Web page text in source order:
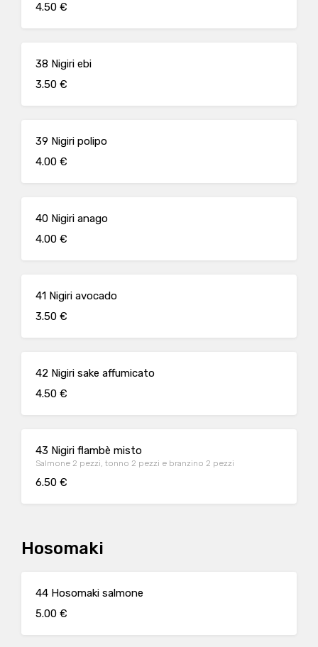
4.50 €
38 Nigiri ebi
3.50 €
39 Nigiri polipo
4.00 €
40 Nigiri anago
4.00 €
41 Nigiri avocado
3.50 €
42 Nigiri sake affumicato
4.50 €
43 Nigiri flambè misto
Salmone 2 pezzi, tonno 2 pezzi e branzino 2 pezzi
6.50 €
Hosomaki
44 Hosomaki salmone
5.00 €